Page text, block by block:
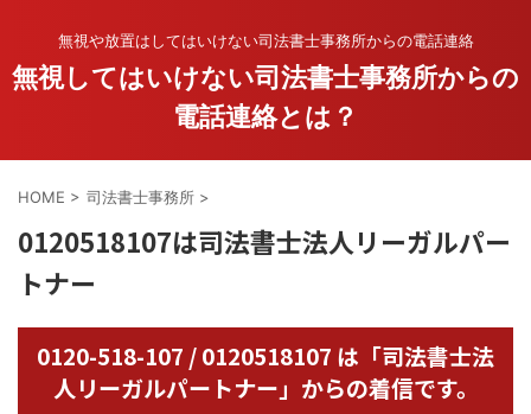
無視や放置はしてはいけない司法書士事務所からの電話連絡
無視してはいけない司法書士事務所からの
電話連絡とは？
HOME > 司法書士事務所 >
0120518107は司法書士法人リーガルパー
トナー
0120-518-107 / 0120518107 は「司法書士法
人リーガルパートナー」からの着信です。